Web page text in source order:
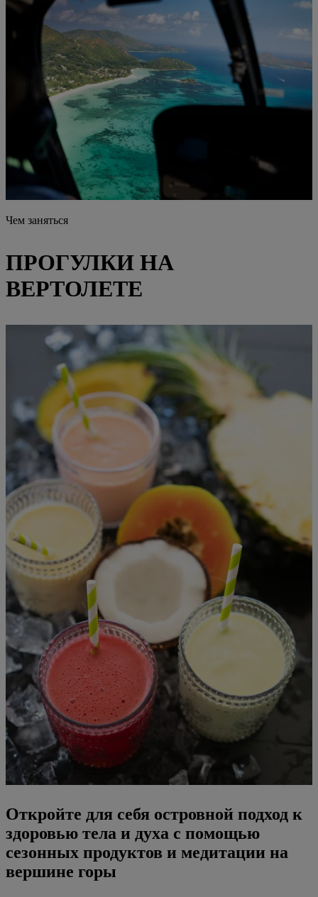
Чем заняться
ПРОГУЛКИ НА
ВЕРТОЛЕТЕ
Откройте для себя островной подход к
здоровью тела и духа с помощью
сезонных продуктов и медитации на
вершине горы